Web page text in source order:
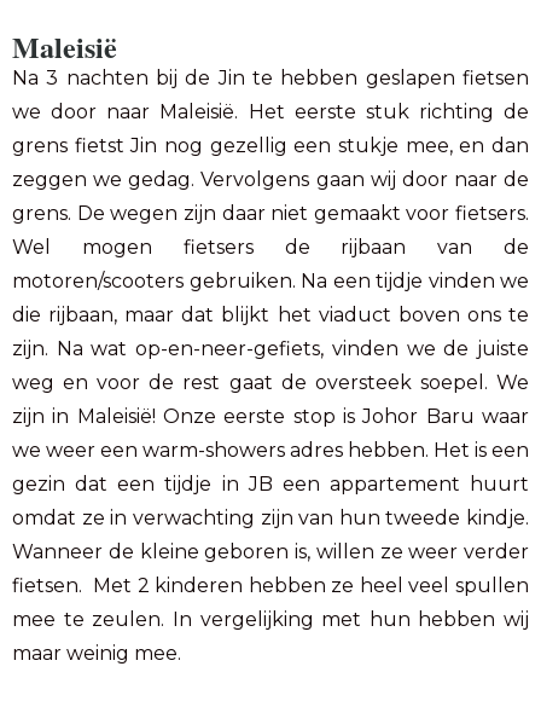
Maleisië
Na 3 nachten bij de Jin te hebben geslapen fietsen
we door naar Maleisië. Het eerste stuk richting de
grens fietst Jin nog gezellig een stukje mee, en dan
zeggen we gedag. Vervolgens gaan wij door naar de
grens. De wegen zijn daar niet gemaakt voor fietsers.
Wel mogen fietsers de rijbaan van de
motoren/scooters gebruiken. Na een tijdje vinden we
die rijbaan, maar dat blijkt het viaduct boven ons te
zijn. Na wat op-en-neer-gefiets, vinden we de juiste
weg en voor de rest gaat de oversteek soepel. We
zijn in Maleisië! Onze eerste stop is Johor Baru waar
we weer een warm-showers adres hebben. Het is een
gezin dat een tijdje in JB een appartement huurt
omdat ze in verwachting zijn van hun tweede kindje.
Wanneer de kleine geboren is, willen ze weer verder
fietsen. Met 2 kinderen hebben ze heel veel spullen
mee te zeulen. In vergelijking met hun hebben wij
maar weinig mee.